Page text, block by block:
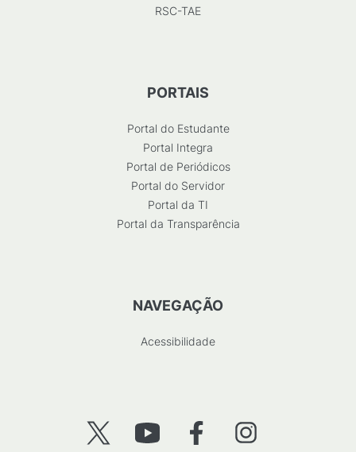
RSC-TAE
PORTAIS
Portal do Estudante
Portal Integra
Portal de Periódicos
Portal do Servidor
Portal da TI
Portal da Transparência
NAVEGAÇÃO
Acessibilidade